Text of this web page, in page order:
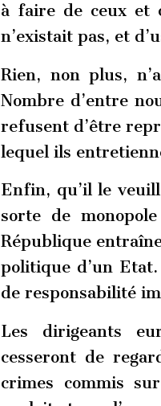
à faire de ceux et
n’existait pas, et
Rien, non plus,
Nombre d’entre
refusent d’être
lequel ils
Enfin, qu’il le
sorte de
République
politique d’un
de responsabilité
Les dirigeants
cesseront de
crimes commis